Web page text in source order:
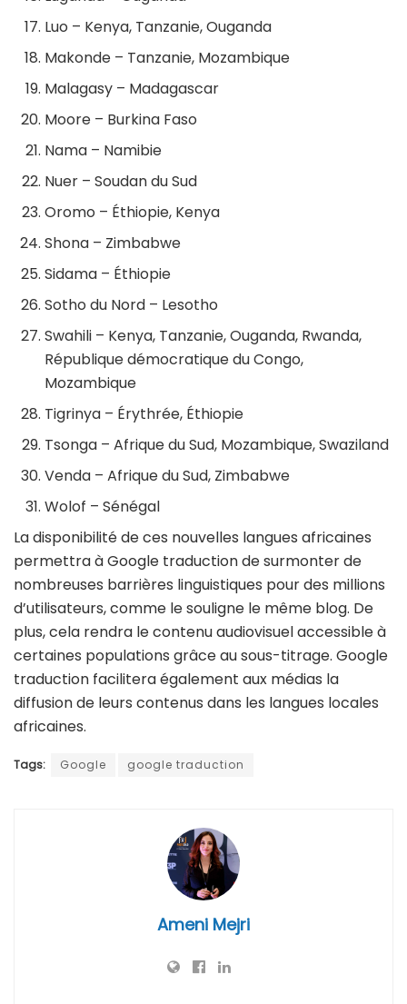
Luo – Kenya, Tanzanie, Ouganda
Makonde – Tanzanie, Mozambique
Malagasy – Madagascar
Moore – Burkina Faso
Nama – Namibie
Nuer – Soudan du Sud
Oromo – Éthiopie, Kenya
Shona – Zimbabwe
Sidama – Éthiopie
Sotho du Nord – Lesotho
Swahili – Kenya, Tanzanie, Ouganda, Rwanda,
République démocratique du Congo,
Mozambique
Tigrinya – Érythrée, Éthiopie
Tsonga – Afrique du Sud, Mozambique, Swaziland
Venda – Afrique du Sud, Zimbabwe
Wolof – Sénégal
La disponibilité de ces nouvelles langues africaines
permettra à Google traduction de surmonter de
nombreuses barrières linguistiques pour des millions
d’utilisateurs, comme le souligne le même blog. De
plus, cela rendra le contenu audiovisuel accessible à
certaines populations grâce au sous-titrage. Google
traduction facilitera également aux médias la
diffusion de leurs contenus dans les langues locales
africaines.
Tags: Google google traduction
Ameni Mejri